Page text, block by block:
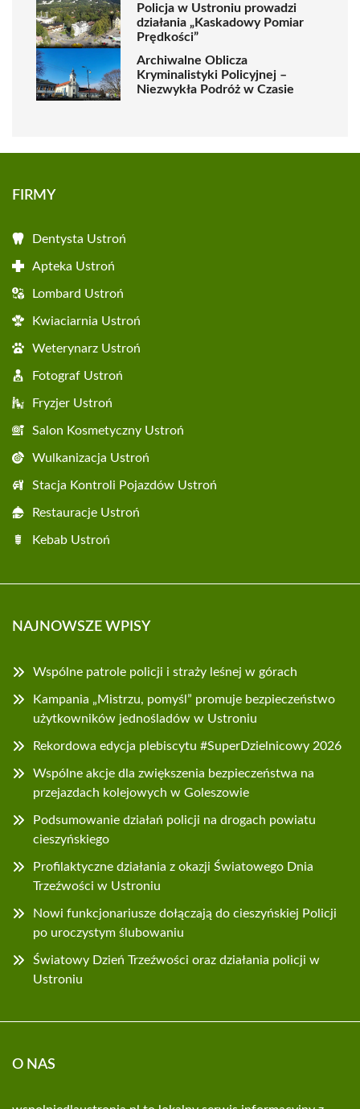
Policja w Ustroniu prowadzi
działania „Kaskadowy Pomiar
Prędkości”
Archiwalne Oblicza
Kryminalistyki Policyjnej –
Niezwykła Podróż w Czasie
FIRMY
Dentysta Ustroń
Apteka Ustroń
Lombard Ustroń
Kwiaciarnia Ustroń
Weterynarz Ustroń
Fotograf Ustroń
Fryzjer Ustroń
Salon Kosmetyczny Ustroń
Wulkanizacja Ustroń
Stacja Kontroli Pojazdów Ustroń
Restauracje Ustroń
Kebab Ustroń
NAJNOWSZE WPISY
Wspólne patrole policji i straży leśnej w górach
Kampania „Mistrzu, pomyśl” promuje bezpieczeństwo
użytkowników jednośladów w Ustroniu
Rekordowa edycja plebiscytu #SuperDzielnicowy 2026
Wspólne akcje dla zwiększenia bezpieczeństwa na
przejazdach kolejowych w Goleszowie
Podsumowanie działań policji na drogach powiatu
cieszyńskiego
Profilaktyczne działania z okazji Światowego Dnia
Trzeźwości w Ustroniu
Nowi funkcjonariusze dołączają do cieszyńskiej Policji
po uroczystym ślubowaniu
Światowy Dzień Trzeźwości oraz działania policji w
Ustroniu
O NAS